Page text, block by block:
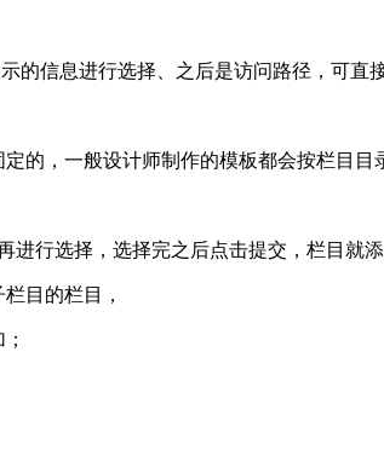
信息进行选择、之后是访问路径，可直
的，一般设计师制作的模板都会按栏目目
行选择，选择完之后点击提交，栏目就添
目的栏目，